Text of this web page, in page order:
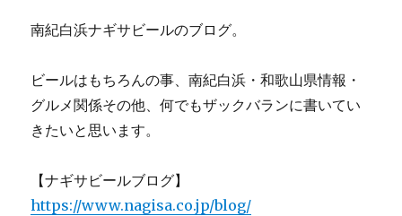
南紀白浜ナギサビールのブログ。
ビールはもちろんの事、南紀白浜・和歌山県情報・
グルメ関係その他、何でもザックバランに書いてい
きたいと思います。
【ナギサビールブログ】
https://www.nagisa.co.jp/blog/